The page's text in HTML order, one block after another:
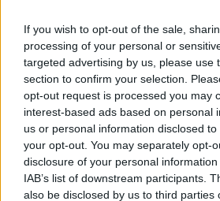
If you wish to opt-out of the sale,
processing of your personal or
targeted advertising by us, please use
section to confirm your selection.
opt-out request is processed you may
interest-based ads based on personal
us or personal information disclosed
your opt-out. You may separately opt-
disclosure of your personal
IAB’s list of downstream participants.
also be disclosed by us to third parties
Τόλης Λελεκίδης